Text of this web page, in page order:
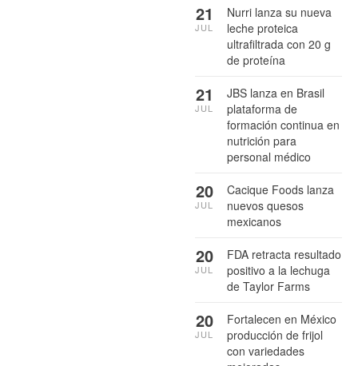
Nurri lanza su nueva
leche proteica
ultrafiltrada con 20 g
de proteína
21
JUL
JBS lanza en Brasil
plataforma de
formación continua en
nutrición para
personal médico
21
JUL
Cacique Foods lanza
nuevos quesos
mexicanos
20
JUL
FDA retracta resultado
positivo a la lechuga
de Taylor Farms
20
JUL
Fortalecen en México
producción de frijol
con variedades
20
JUL